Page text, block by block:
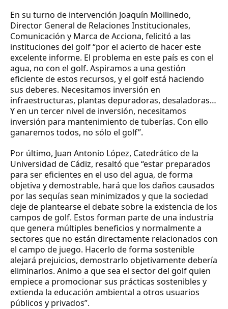
En su turno de intervención Joaquín Mollinedo,
Director General de Relaciones Institucionales,
Comunicación y Marca de Acciona, felicitó a las
instituciones del golf “por el acierto de hacer este
excelente informe. El problema en este país es con el
agua, no con el golf. Aspiramos a una gestión
eficiente de estos recursos, y el golf está haciendo
sus deberes. Necesitamos inversión en
infraestructuras, plantas depuradoras, desaladoras…
Y en un tercer nivel de inversión, necesitamos
inversión para mantenimiento de tuberías. Con ello
ganaremos todos, no sólo el golf”.
Por último, Juan Antonio López, Catedrático de la
Universidad de Cádiz, resaltó que “estar preparados
para ser eficientes en el uso del agua, de forma
objetiva y demostrable, hará que los daños causados
por las sequías sean minimizados y que la sociedad
deje de plantearse el debate sobre la existencia de los
campos de golf. Estos forman parte de una industria
que genera múltiples beneficios y normalmente a
sectores que no están directamente relacionados con
el campo de juego. Hacerlo de forma sostenible
alejará prejuicios, demostrarlo objetivamente debería
eliminarlos. Animo a que sea el sector del golf quien
empiece a promocionar sus prácticas sostenibles y
extienda la educación ambiental a otros usuarios
públicos y privados”.